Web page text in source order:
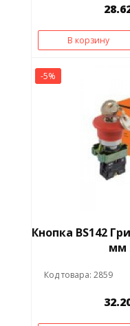
В корзину
-5%
Кнопка BS142
мм
Код товара: 2859